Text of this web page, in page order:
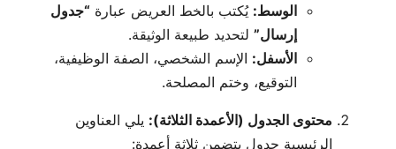
الوسط: يُكتب بالخط العريض عبارة “جدول
إرسال” لتحديد طبيعة الوثيقة.
الأسفل: الإسم الشخصي، الصفة الوظيفية،
التوقيع، وختم المصلحة.
محتوى الجدول (الأعمدة الثلاثة): يلي العناوين
الرئيسية جدول يتضمن ثلاثة أعمدة: